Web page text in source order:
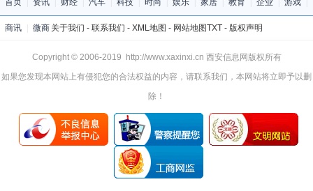
首页 资讯 财经 汽车 科技 时尚 娱乐 家居 教育 企业 游戏
商讯 微商 关于我们 - 联系我们 - XML地图 - 网站地图TXT- 版权声明
Copyright © 2006-2019 http://www.xaxinxi.cn 西安信息网版权所有
如果您发现本网站上有侵犯您的合法权益的内容，请联系我们，本网站将立即予以删
除！